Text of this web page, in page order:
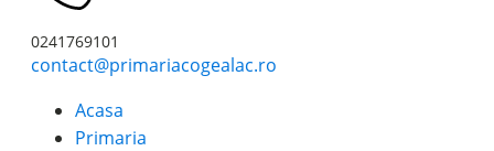
0241769101
contact@primariacogealac.ro
Acasa
Primaria